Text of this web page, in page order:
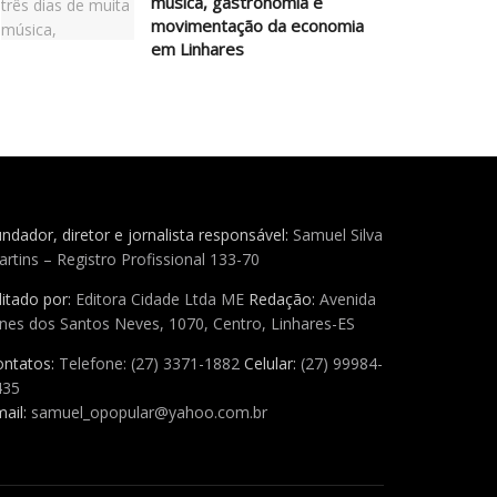
movimentação da economia
em Linhares
diretor e jornalista responsável: Samuel Silva
– Registro Profissional 133-70
por: Editora Cidade Ltda ME Redação: Avenida
dos Santos Neves, 1070, Centro, Linhares-ES
Telefone: (27) 3371-1882 Celular: (27) 99984-
samuel_opopular@yahoo.com.br